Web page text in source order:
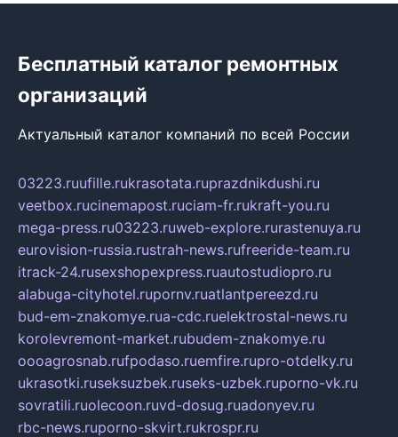
Бесплатный каталог ремонтных
организаций
Актуальный каталог компаний по всей России
03223.ruufille.rukrasotata.ruprazdnikdushi.ru
veetbox.rucinemapost.ruciam-fr.rukraft-you.ru
mega-press.ru03223.ruweb-explore.rurastenuya.ru
eurovision-russia.rustrah-news.rufreeride-team.ru
itrack-24.rusexshopexpress.ruautostudiopro.ru
alabuga-cityhotel.rupornv.ruatlantpereezd.ru
bud-em-znakomye.rua-cdc.ruelektrostal-news.ru
korolevremont-market.rubudem-znakomye.ru
oooagrosnab.rufpodaso.ruemfire.rupro-otdelky.ru
ukrasotki.ruseksuzbek.ruseks-uzbek.ruporno-vk.ru
sovratili.ruolecoon.ruvd-dosug.ruadonyev.ru
rbc-news.ruporno-skvirt.rukrospr.ru